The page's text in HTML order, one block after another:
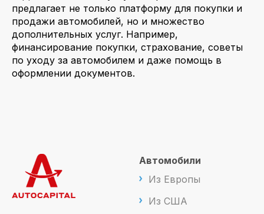
предлагает не только платформу для покупки и
продажи автомобилей, но и множество
дополнительных услуг. Например,
финансирование покупки, страхование, советы
по уходу за автомобилем и даже помощь в
оформлении документов.
Автомобили
Из Европы
Из США